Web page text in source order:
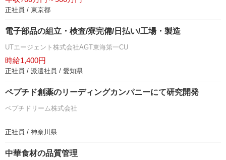
正社員 / 東京都
電子部品の組立・検査/寮完備/日払い/工場・製造
UTエージェント株式会社AGT東海第一CU
時給1,400円
正社員 / 派遣社員 / 愛知県
ペプチド創薬のリーディングカンパニーにて研究開発
ペプチドリーム株式会社
正社員 / 神奈川県
中華食材の品質管理